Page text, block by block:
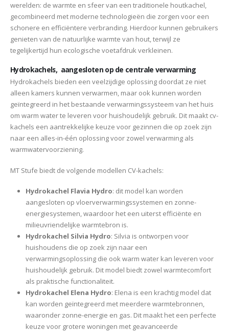
werelden: de warmte en sfeer van een traditionele houtkachel,
gecombineerd met moderne technologieën die zorgen voor een
schonere en efficiëntere verbranding. Hierdoor kunnen gebruikers
genieten van de natuurlijke warmte van hout, terwijl ze
tegelijkertijd hun ecologische voetafdruk verkleinen.
Hydrokachels, aangesloten op de centrale verwarming
Hydrokachels bieden een veelzijdige oplossing doordat ze niet
alleen kamers kunnen verwarmen, maar ook kunnen worden
geïntegreerd in het bestaande verwarmingssysteem van het huis
om warm water te leveren voor huishoudelijk gebruik. Dit maakt cv-
kachels een aantrekkelijke keuze voor gezinnen die op zoek zijn
naar een alles-in-één oplossing voor zowel verwarming als
warmwatervoorziening.
MT Stufe biedt de volgende modellen CV-kachels:
Hydrokachel Flavia Hydro: dit model kan worden
aangesloten op vloerverwarmingssystemen en zonne-
energiesystemen, waardoor het een uiterst efficiënte en
milieuvriendelijke warmtebron is.
Hydrokachel Silvia Hydro: Silvia is ontworpen voor
huishoudens die op zoek zijn naar een
verwarmingsoplossing die ook warm water kan leveren voor
huishoudelijk gebruik. Dit model biedt zowel warmtecomfort
als praktische functionaliteit.
Hydrokachel Elena Hydro: Elena is een krachtig model dat
kan worden geïntegreerd met meerdere warmtebronnen,
waaronder zonne-energie en gas. Dit maakt het een perfecte
keuze voor grotere woningen met geavanceerde